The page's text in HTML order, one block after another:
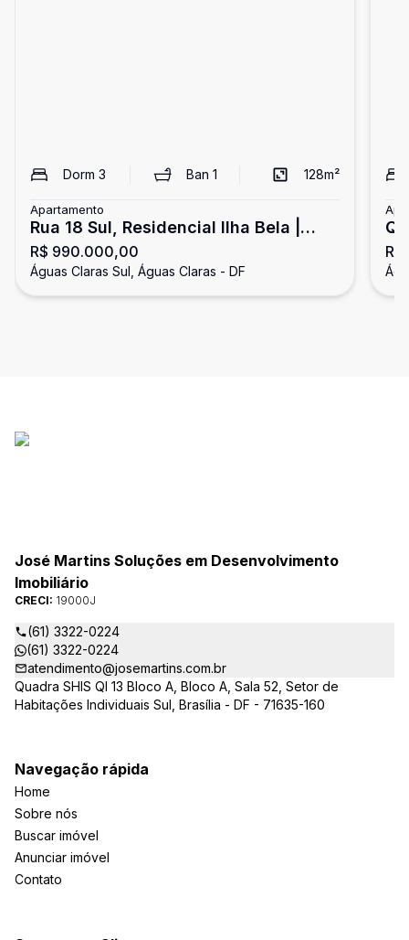
Dorm 3 Ban 1 128m²
Apartamento
Rua 18 Sul, Residencial Ilha Bela |
Apartamento com 3 quartos, sendo 3
suítes, sala com dois ambientes e 2
R$ 990.000,00
Águas Claras Sul, Águas Claras - DF
José Martins Soluções em Desenvolvimento
Imobiliário
CRECI: 19000J
(61) 3322-0224
(61) 3322-0224
atendimento@josemartins.com.br
Quadra SHIS QI 13 Bloco A, Bloco A, Sala 52, Setor de
Habitações Individuais Sul, Brasília - DF - 71635-160
Navegação rápida
Home
Sobre nós
Buscar imóvel
Anunciar imóvel
Contato